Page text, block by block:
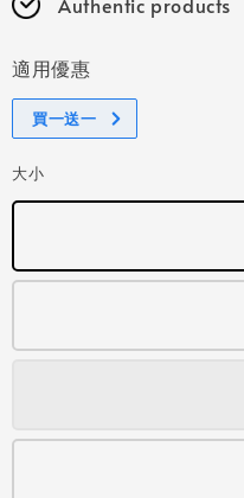
適用優惠
買一送一
大小